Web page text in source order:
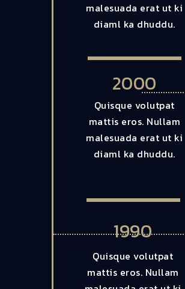
malesuada erat ut ki
diaml ka dhuddu.
2000
Quisque volutpat
mattis eros. Nullam
malesuada erat ut ki
diaml ka dhuddu.
1990
Quisque volutpat
mattis eros. Nullam